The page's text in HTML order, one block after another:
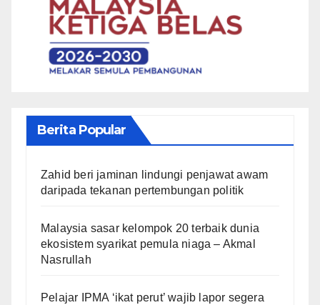
Berita Popular
Zahid beri jaminan lindungi penjawat awam
daripada tekanan pertembungan politik
Malaysia sasar kelompok 20 terbaik dunia
ekosistem syarikat pemula niaga – Akmal
Nasrullah
Pelajar IPMA ‘ikat perut’ wajib lapor segera